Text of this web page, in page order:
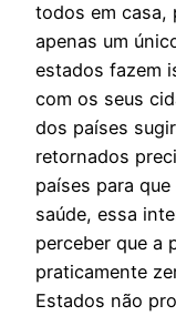
todos em casa,
apenas um
estados fazem
com os seus
dos países
retornados
países para
saúde, essa
perceber que a
praticamente
Estados não